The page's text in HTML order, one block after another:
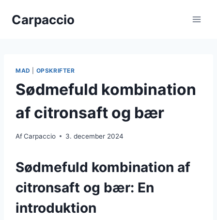
Carpaccio
MAD OPSKRIFTER
Sødmefuld kombination
af citronsaft og bær
AfCarpaccio 3. december 2024
Sødmefuld kombination af
citronsaft og bær: En
introduktion